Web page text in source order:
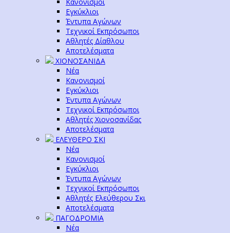
Εγκύκλιοι
Έντυπα Αγώνων
Τεχνικοί Εκπρόσωποι
Αθλητές Δίαθλου
Αποτελέσματα
ΧΙΟΝΟΣΑΝΙΔΑ
Νέα
Κανονισμοί
Εγκύκλιοι
Έντυπα Αγώνων
Τεχνικοί Εκπρόσωποι
Αθλητές Χιονοσανίδας
Αποτελέσματα
ΕΛΕΥΘΕΡΟ ΣΚΙ
Νέα
Κανονισμοί
Εγκύκλιοι
Έντυπα Αγώνων
Τεχνικοί Εκπρόσωποι
Αθλητές Ελεύθερου Σκι
Αποτελέσματα
ΠΑΓΟΔΡΟΜΙΑ
Νέα